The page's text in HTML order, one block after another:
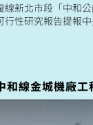
線新北市段「中和
行性研究報告提報
和線金城機廠工